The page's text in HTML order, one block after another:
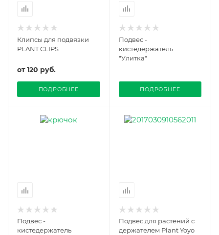
Клипсы для подвязки
PLANT CLIPS
от120 руб.
ПОДРОБНЕЕ
Подвес -
кистедержатель
"Улитка"
ПОДРОБНЕЕ
Подвес -
кистедержатель
Подвес для растений с
держателем Plant Yoyo